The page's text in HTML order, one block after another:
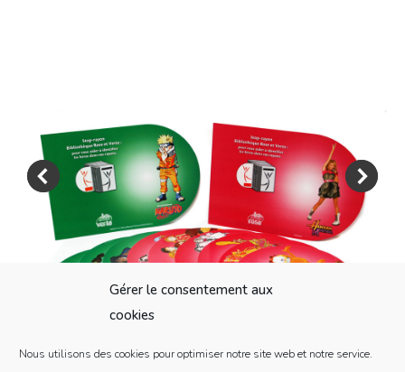
Gérer le consentement aux
cookies
Nous utilisons des cookies pour optimiser notre site web et notre service.